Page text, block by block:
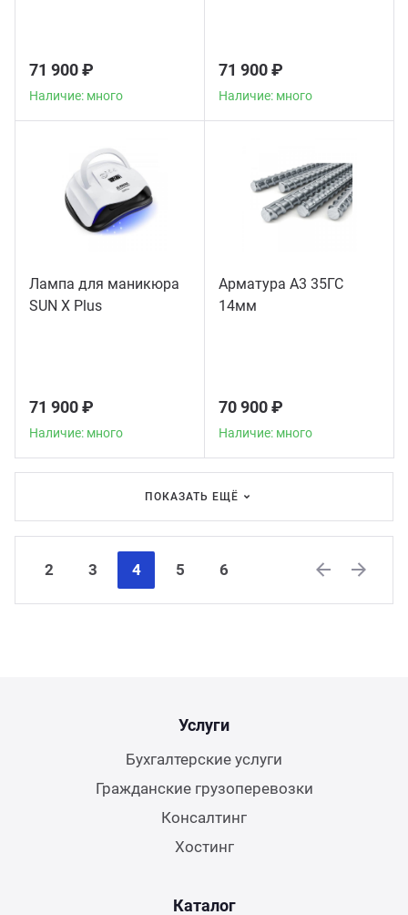
71 900 ₽
Наличие: много
71 900 ₽
Наличие: много
Лампа для маникюра
SUN X Plus
71 900 ₽
Наличие: много
Арматура А3 35ГС
14мм
70 900 ₽
Наличие: много
ПОКАЗАТЬ ЕЩЁ
2 3 4 5
6
Услуги
Бухгалтерские услуги
Гражданские грузоперевозки
Консалтинг
Хостинг
Каталог